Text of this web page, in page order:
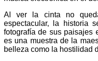
Al ver la cinta no
espectacular, la historia
fotografía de sus paisajes
es una muestra de la
belleza como la hostilidad